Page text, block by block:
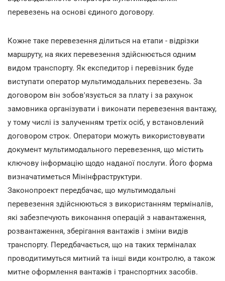
перевезень на основі єдиного договору.
Кожне таке перевезення ділиться на етапи - відрізки
маршруту, на яких перевезення здійснюється одним
видом транспорту. Як експедитор і перевізник буде
виступати оператор мультимодальних перевезень. За
договором він зобов'язується за плату і за рахунок
замовника організувати і виконати перевезення вантажу,
у тому числі із залученням третіх осіб, у встановлений
договором строк. Оператори можуть використовувати
документ мультимодального перевезення, що містить
ключову інформацію щодо наданої послуги. Його форма
визначатиметься Мінінфраструктури.
Законопроект передбачає, що мультимодальні
перевезення здійснюються з використанням терміналів,
які забезпечують виконання операцій з навантаження,
розвантаження, зберігання вантажів і зміни видів
транспорту. Передбачається, що на таких терміналах
проводитимуться митний та інші види контролю, а також
митне оформлення вантажів і транспортних засобів.